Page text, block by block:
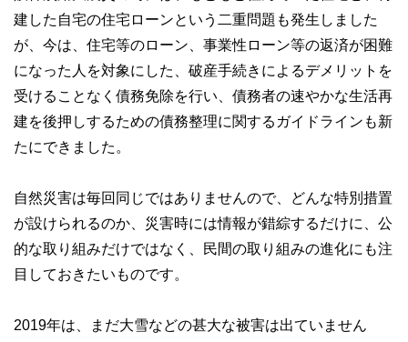
建した自宅の住宅ローンという二重問題も発生しました
が、今は、住宅等のローン、事業性ローン等の返済が困難
になった人を対象にした、破産手続きによるデメリットを
受けることなく債務免除を行い、債務者の速やかな生活再
建を後押しするための債務整理に関するガイドラインも新
たにできました。
自然災害は毎回同じではありませんので、どんな特別措置
が設けられるのか、災害時には情報が錯綜するだけに、公
的な取り組みだけではなく、民間の取り組みの進化にも注
目しておきたいものです。
2019年は、まだ大雪などの甚大な被害は出ていません